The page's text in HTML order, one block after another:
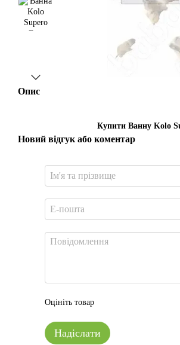
Опис
Купити Ванну Kolo
Новий відгук або коментар
Оцініть товар
Надіслати